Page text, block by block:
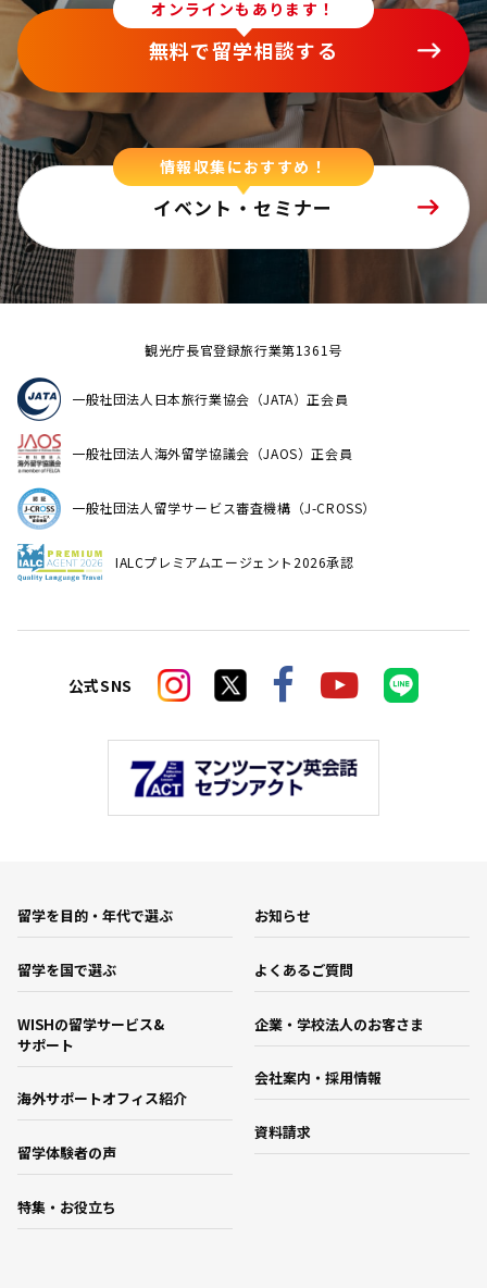
オンラインもあります！
無料で留学相談する
情報収集におすすめ！
イベント・セミナー
観光庁長官登録旅行業第1361号
一般社団法人日本旅行業協会（JATA）正会員
一般社団法人海外留学協議会（JAOS）正会員
一般社団法人留学サービス審査機構（J-CROSS）
IALCプレミアムエージェント2026承認
公式SNS
留学を目的・年代で選ぶ
留学を国で選ぶ
WISHの留学サービス&
サポート
海外サポートオフィス紹介
留学体験者の声
特集・お役立ち
お知らせ
よくあるご質問
企業・学校法人のお客さま
会社案内・採用情報
資料請求